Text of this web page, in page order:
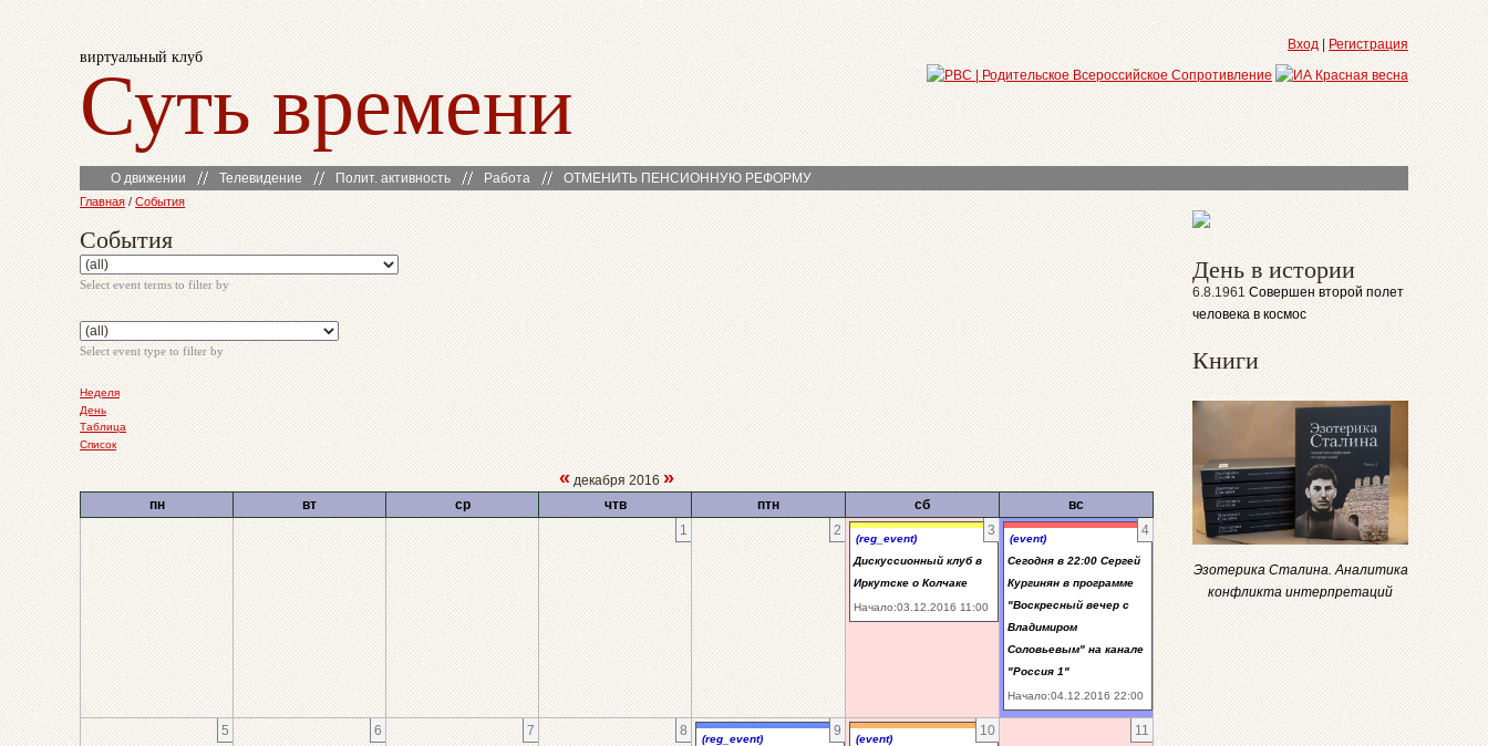
виртуальный клуб
Суть времени
Вход Регистрация
О движении Телевидение Полит. активность Работа ОТМЕНИТЬ ПЕНСИОННУЮ РЕФОРМУ
Главная / События
События
Select event terms to filter by
Select event type to filter by
Неделя
День
Таблица
Список
« декабря 2016 »
пн вт ср чтв птн сб
вс
1
2 3
(reg_event)
Дискуссионный клуб в
Иркутске о Колчаке
Начало:03.12.2016 11:00
4
(event)
Сегодня в 22:00 Сергей
Кургинян в программе
"Воскресный вечер с
Владимиром
Соловьевым" на канале
"Россия 1"
Начало:04.12.2016 22:00
5 6 7 8 9
(reg_event)
10
(event)
11
День в истории
6.8.1961 Совершен второй полет
человека в космос
Книги
Эзотерика Сталина. Аналитика
конфликта интерпретаций